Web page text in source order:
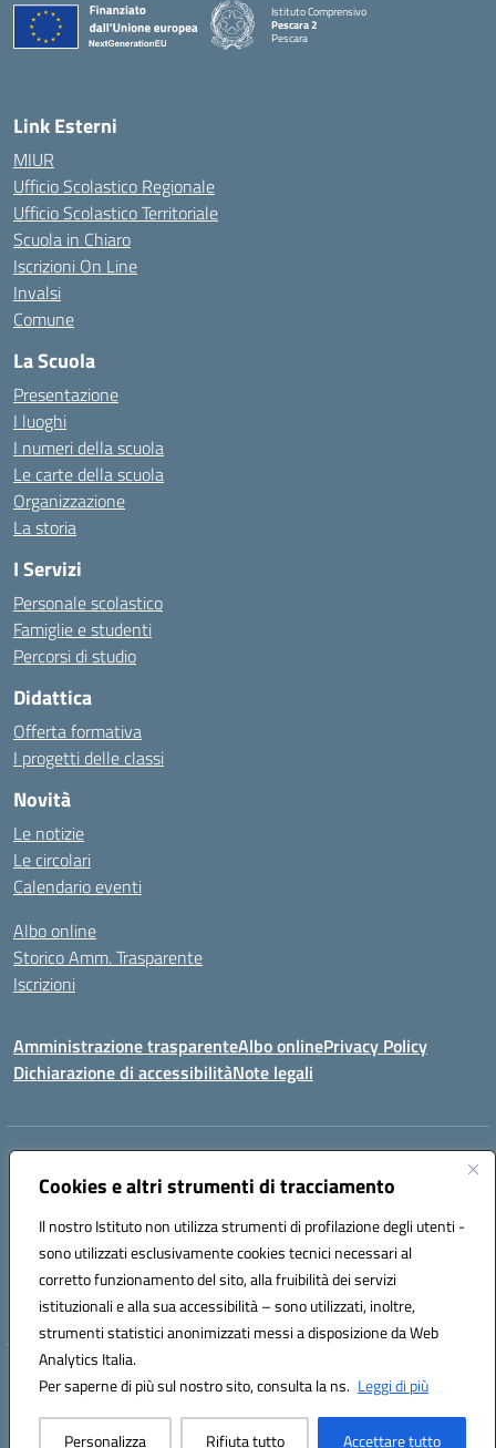
Cookies e altri strumenti di tracciamento
Il nostro Istituto non utilizza strumenti di profilazione degli utenti -
sono utilizzati esclusivamente cookies tecnici necessari al
corretto funzionamento del sito, alla fruibilità dei servizi
istituzionali e alla sua accessibilità – sono utilizzati, inoltre,
strumenti statistici anonimizzati messi a disposizione da Web
Analytics Italia.
Per saperne di più sul nostro sito, consulta la ns. Leggi di più
Personalizza Rifiuta tutto Accettare tutto
Istituto Comprensivo
Pescara 2
Pescara
Link Esterni
MIUR
Ufficio Scolastico Regionale
Ufficio Scolastico Territoriale
Scuola in Chiaro
Iscrizioni On Line
Invalsi
Comune
La Scuola
Presentazione
I luoghi
I numeri della scuola
Le carte della scuola
Organizzazione
La storia
I Servizi
Personale scolastico
Famiglie e studenti
Percorsi di studio
Didattica
Offerta formativa
I progetti delle classi
Novità
Le notizie
Le circolari
Calendario eventi
Albo online
Storico Amm. Trasparente
Iscrizioni
Amministrazione trasparenteAlbo onlinePrivacy Policy
Dichiarazione di accessibilitàNote legali
Indirizzo:
Centralino:08561100 Email:peic83100x@istruzione.it
Codice fiscale: 91117450683
Codice meccanografico:
PEIC83100X
Codice unico di fatturazione (CUF): UFTPJP
Hosting & Powered by 3D Solution S.r.l.
Concept & Design by Designers Italia